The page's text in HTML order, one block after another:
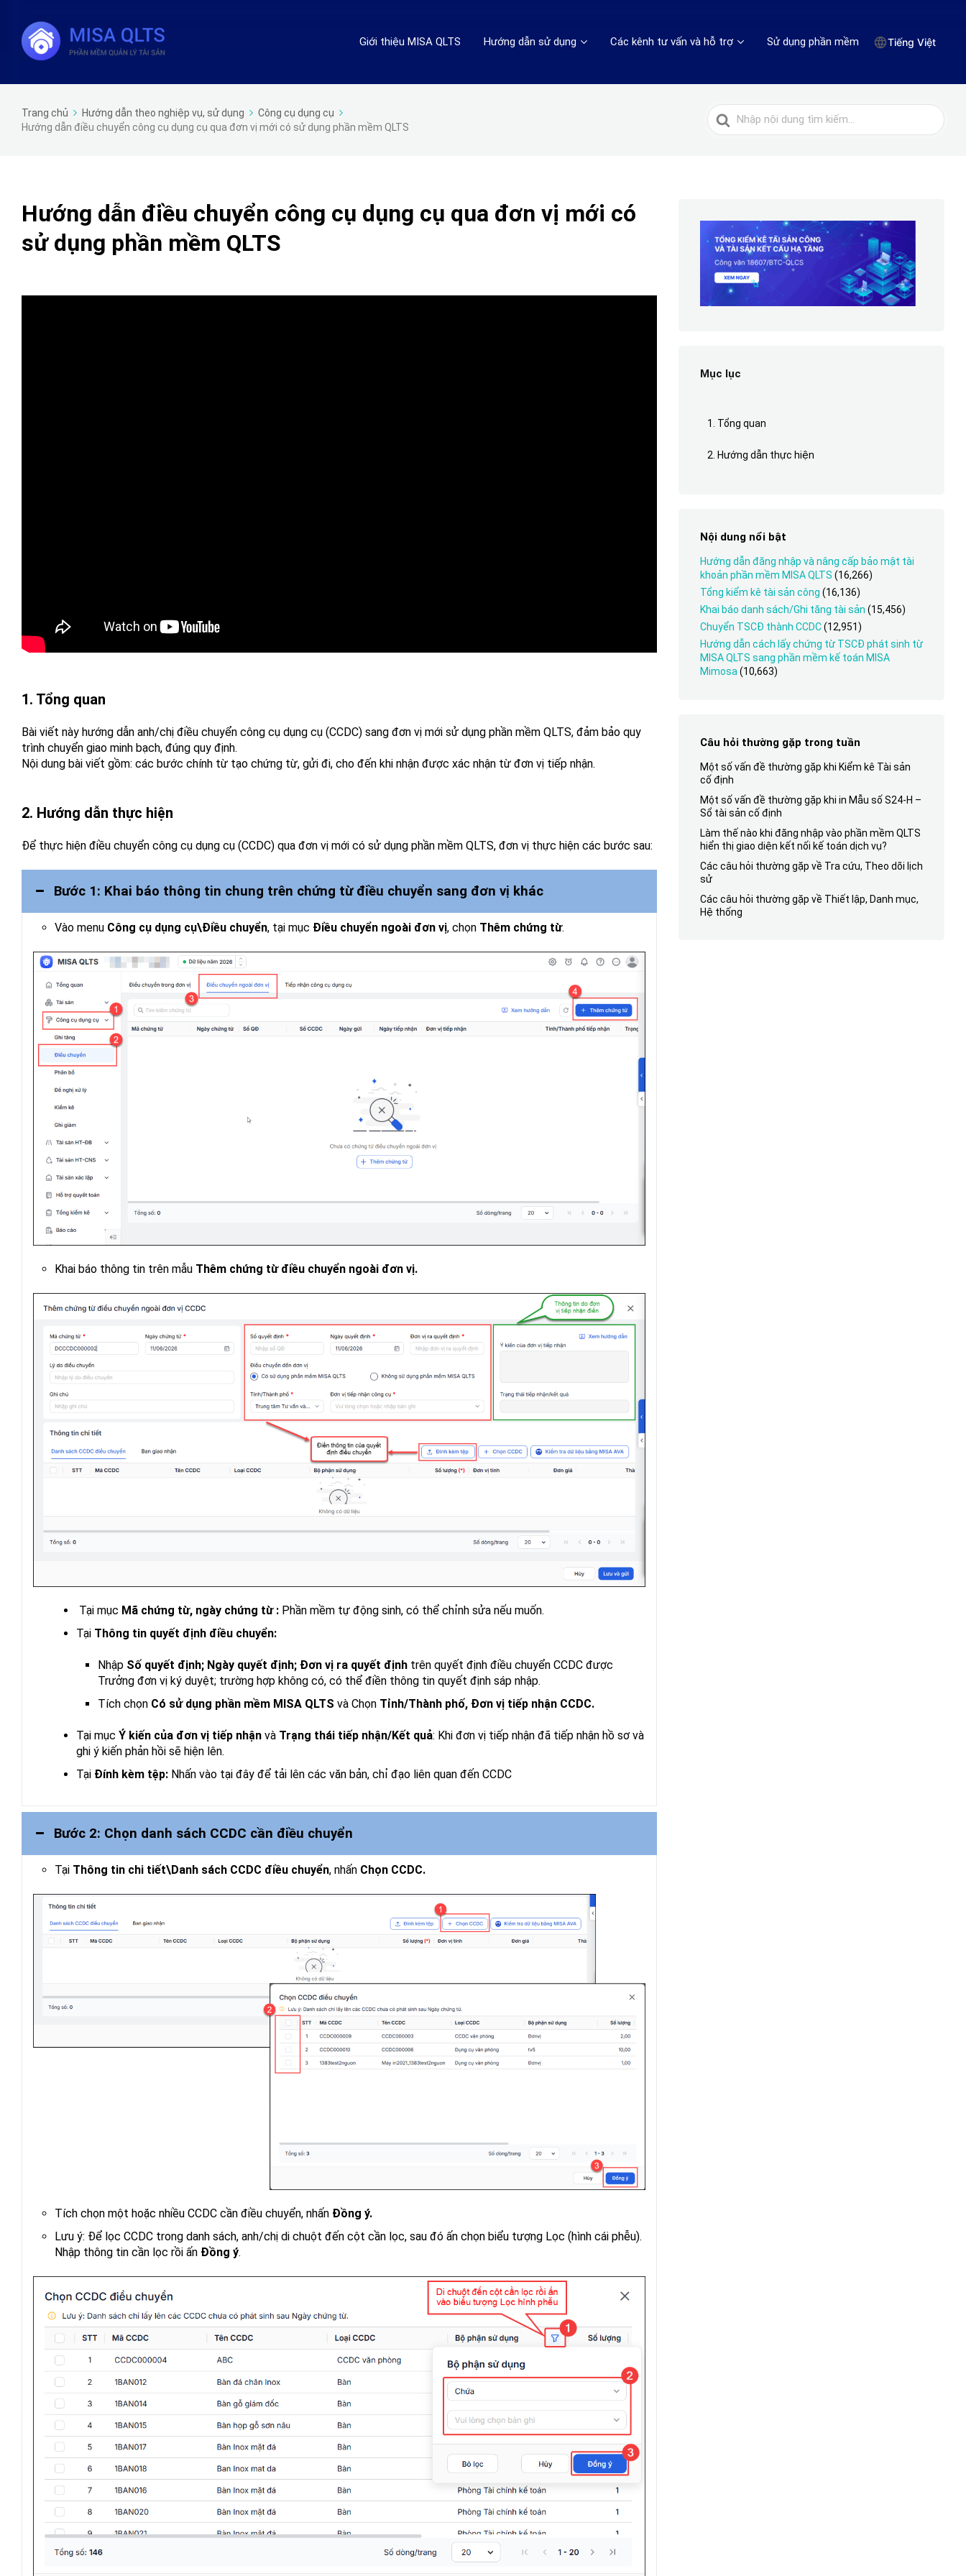
Giới thiệu MISA QLTS Hướng dẫn sử dụng Các kênh tư vấn và hỗ trợ Sử dụng phần mềm Tiếng Việt
Trang chủ Hướng dẫn theo nghiệp vụ, sử dụng
Công cụ dụng cụ
Hướng dẫn điều chuyển công cụ dụng cụ qua đơn vị mới có sử dụng phần mềm QLTS
Tìm
kiếm
Hướng dẫn điều chuyển công cụ dụng cụ qua đơn vị mới có
sử dụng phần mềm QLTS
1. Tổng quan
Bài viết này hướng dẫn anh/chị điều chuyển công cụ dụng cụ (CCDC) sang đơn vị mới sử dụng phần mềm QLTS, đảm bảo quy
trình chuyển giao minh bạch, đúng quy định.
Nội dung bài viết gồm: các bước chính từ tạo chứng từ, gửi đi, cho đến khi nhận được xác nhận từ đơn vị tiếp nhận.
2. Hướng dẫn thực hiện
Để thực hiện điều chuyển công cụ dụng cụ (CCDC) qua đơn vị mới có sử dụng phần mềm QLTS, đơn vị thực hiện các bước sau:
Bước 1: Khai báo thông tin chung trên chứng từ điều chuyển sang đơn vị khác
Vào menu Công cụ dụng cụ\Điều chuyển, tại mục Điều chuyển ngoài đơn vị, chọn Thêm chứng từ.
Khai báo thông tin trên mẫu Thêm chứng từ điều chuyển ngoài đơn vị.
Tại mục Mã chứng từ, ngày chứng từ : Phần mềm tự động sinh, có thể chỉnh sửa nếu muốn.
Tại Thông tin quyết định điều chuyển:
Nhập Số quyết định; Ngày quyết định; Đơn vị ra quyết định trên quyết định điều chuyển CCDC được
Trưởng đơn vị ký duyệt; trường hợp không có, có thể điền thông tin quyết định sáp nhập.
Tích chọn Có sử dụng phần mềm MISA QLTS và Chọn Tỉnh/Thành phố, Đơn vị tiếp nhận CCDC.
Tại mục Ý kiến của đơn vị tiếp nhận và Trạng thái tiếp nhận/Kết quả: Khi đơn vị tiếp nhận đã tiếp nhận hồ sơ và
ghi ý kiến phản hồi sẽ hiện lên.
Tại Đính kèm tệp: Nhấn vào tại đây để tải lên các văn bản, chỉ đạo liên quan đến CCDC
Bước 2: Chọn danh sách CCDC cần điều chuyển
Tại Thông tin chi tiết\Danh sách CCDC điều chuyển, nhấn Chọn CCDC.
Tích chọn một hoặc nhiều CCDC cần điều chuyển, nhấn Đồng ý.
Lưu ý: Để lọc CCDC trong danh sách, anh/chị di chuột đến cột cần lọc, sau đó ấn chọn biểu tượng Lọc (hình cái phễu).
Nhập thông tin cần lọc rồi ấn Đồng ý.
Mục lục
1. Tổng quan
2. Hướng dẫn thực hiện
Nội dung nổi bật
Hướng dẫn đăng nhập và nâng cấp bảo mật tài
khoản phần mềm MISA QLTS (16,266)
Tổng kiểm kê tài sản công (16,136)
Khai báo danh sách/Ghi tăng tài sản (15,456)
Chuyển TSCĐ thành CCDC(12,951)
Hướng dẫn cách lấy chứng từ TSCĐ phát sinh từ
MISA QLTS sang phần mềm kế toán MISA
Mimosa (10,663)
Câu hỏi thường gặp trong tuần
Một số vấn đề thường gặp khi Kiểm kê Tài sản
cố định
Một số vấn đề thường gặp khi in Mẫu số S24-H –
Sổ tài sản cố định
Làm thế nào khi đăng nhập vào phần mềm QLTS
hiển thị giao diện kết nối kế toán dịch vụ?
Các câu hỏi thường gặp về Tra cứu, Theo dõi lịch
sử
Các câu hỏi thường gặp về Thiết lập, Danh mục,
Hệ thống